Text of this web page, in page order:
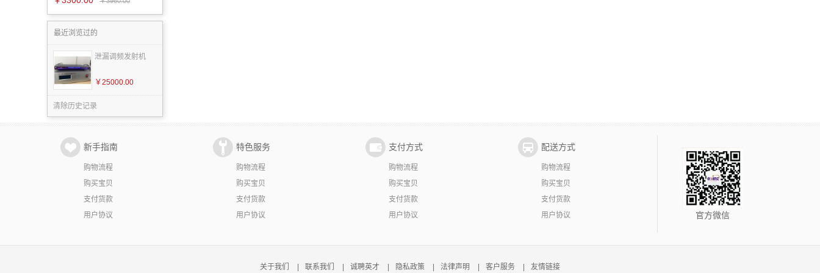
最近浏览过的
泄漏调频发射机
￥25000.00
清除历史记录
新手指南
购物流程
购买宝贝
支付货款
用户协议
特色服务
购物流程
购买宝贝
支付货款
用户协议
支付方式
购物流程
购买宝贝
支付货款
用户协议
配送方式
购物流程
购买宝贝
支付货款
用户协议
官方微信
关于我们 联系我们 诚聘英才 隐私政策 法律声明 客户服务 友情链接